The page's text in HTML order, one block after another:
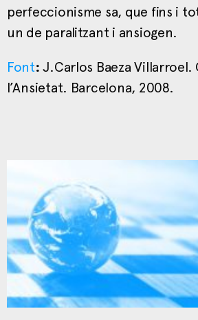
perfeccionisme sa, que fins i
un de paralitzant i ansiogen.
Font: J.Carlos Baeza Villarroel.
l’Ansietat. Barcelona, 2008.